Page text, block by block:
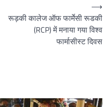
रूड़की कालेज ऑफ फार्मेसी रूडकी
(RCP) में मनाया गया विश्व
फार्मासीस्ट दिवस
⟶